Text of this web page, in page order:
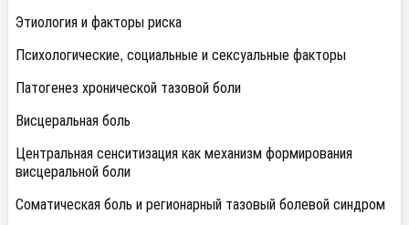
Этиология и факторы риска
Психологические, социальные и сексуальные факторы
Патогенез хронической тазовой боли
Висцеральная боль
Центральная сенситизация как механизм формирования
висцеральной боли
Соматическая боль и регионарный тазовый болевой синдром